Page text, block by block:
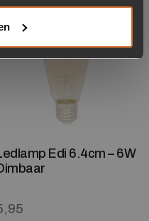
Edi 6.4cm – 6W